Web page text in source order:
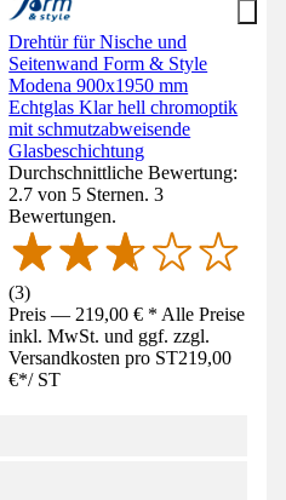
Drehtür für Nische und
Seitenwand Form & Style
Modena 900x1950 mm
Echtglas Klar hell chromoptik
mit schmutzabweisende
Glasbeschichtung
Durchschnittliche Bewertung:
2.7 von 5 Sternen. 3
Bewertungen.
(3)
Preis — 219,00 € * Alle Preise
inkl. MwSt. und ggf. zzgl.
Versandkosten pro ST219,00
€*/ ST